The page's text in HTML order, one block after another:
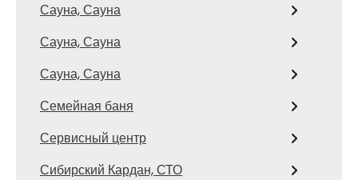
Сауна, Сауна
Сауна, Сауна
Сауна, Сауна
Семейная баня
Сервисный центр
Сибирский Кардан, СТО